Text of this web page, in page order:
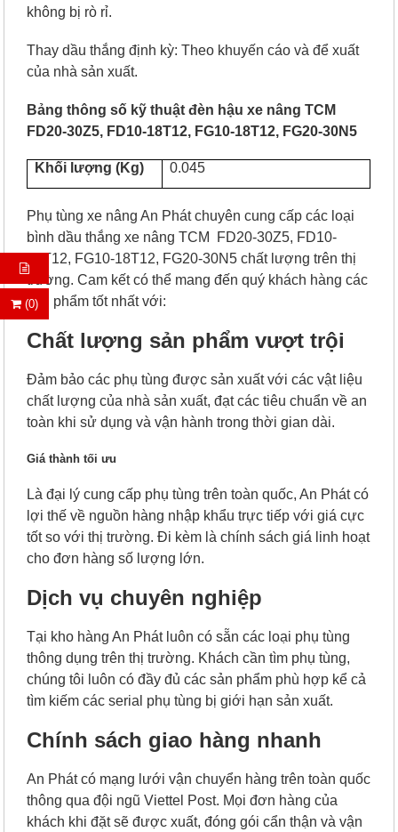
(0)
không bị rò rỉ.
Thay dầu thắng định kỳ: Theo khuyến cáo và để xuất
của nhà sản xuất.
Bảng thông số kỹ thuật đèn hậu xe nâng TCM
FD20-30Z5, FD10-18T12, FG10-18T12, FG20-30N5
Khối lượng (Kg) 0.045
Phụ tùng xe nâng An Phát chuyên cung cấp các loại
bình dầu thắng xe nângTCM FD20-30Z5, FD10-
18T12, FG10-18T12, FG20-30N5chất lượng trên thị
trường. Cam kết có thể mang đến quý khách hàng các
sản phẩm tốt nhất với:
Chất lượng sản phẩm vượt trội
Đảm bảo các phụ tùng được sản xuất với các vật liệu
chất lượng của nhà sản xuất, đạt các tiêu chuẩn về an
toàn khi sử dụng và vận hành trong thời gian dài.
Giá thành tối ưu
Là đại lý cung cấp phụ tùng trên toàn quốc, An Phát có
lợi thế về nguồn hàng nhập khẩu trực tiếp với giá cực
tốt so với thị trường. Đi kèm là chính sách giá linh hoạt
cho đơn hàng số lượng lớn.
Dịch vụ chuyên nghiệp
Tại kho hàng An Phát luôn có sẵn các loại phụ tùng
thông dụng trên thị trường. Khách cần tìm phụ tùng,
chúng tôi luôn có đầy đủ các sản phẩm phù hợp kể cả
tìm kiếm các serial phụ tùng bị giới hạn sản xuất.
Chính sách giao hàng nhanh
An Phát có mạng lưới vận chuyển hàng trên toàn quốc
thông qua đội ngũ Viettel Post. Mọi đơn hàng của
khách khi đặt sẽ được xuất, đóng gói cẩn thận và vận